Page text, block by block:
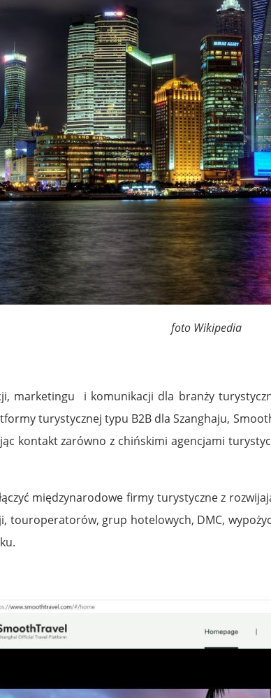
foto Wikipedia
marketingu i komunikacji dla branży
turystycznej typu B2B dla Szanghaju,
kontakt zarówno z chińskimi agencjami
międzynarodowe firmy turystycznez
touroperatorów, grup hotelowych, DMC,